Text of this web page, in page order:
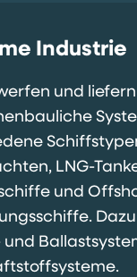
Industrie
und liefern
LNG-
und
und